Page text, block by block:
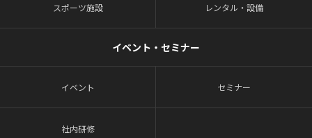
スポーツ施設 レンタル・設備
イベント・セミナー
イベント セミナー
社内研修